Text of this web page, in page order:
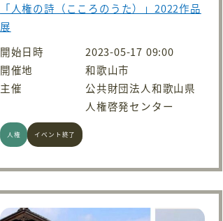
「人権の詩（こころのうた）」2022作品
展
開始日時
2023-05-17 09:00
開催地
和歌山市
主催
公共財団法人和歌山県
人権啓発センター
人権 イベント終了